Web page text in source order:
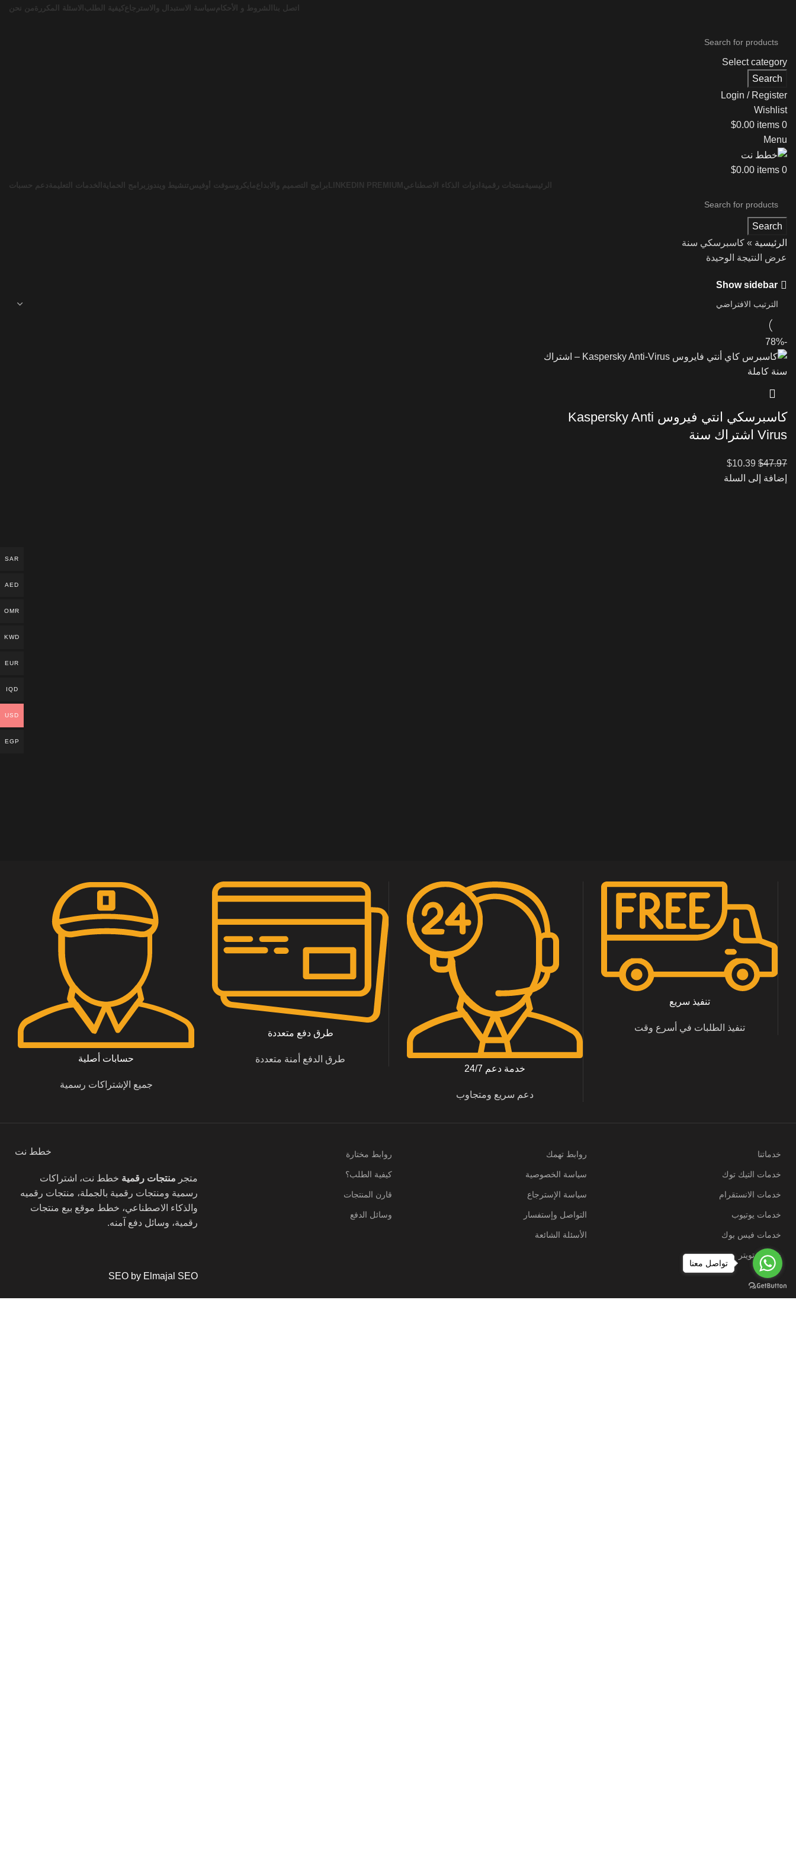
اتصل بنا الشروط و الأحكامسياسة الاستبدال والاسترجاعكيفية الطلب الاسئلة المكررةمن نحن
Select category
Search
Login / Register
Wishlist
0
items
$0.00
Menu
0
items
$0.00
الرئيسية منتجات رقمية ادوات الذكاء الاصطناعي LINKEDIN PREMIUM برامج التصميم والابداعمايكروسوفت أوفيستنشيط ويندوز برامج الحماية الخدمات التعليمة دعم حسبات
Search
الرئيسية » كاسبرسكي سنة
عرض النتيجة الوحيدة
Show sidebar
-78%
كاسبرسكي انتي فيروس Kaspersky Anti
Virus اشتراك سنة
$47.97
$10.39
إضافة إلى السلة
تنفيذ سريع
تنفيذ الطلبات في أسرع وقت
خدمة دعم 24/7
دعم سريع ومتجاوب
طرق دفع متعددة
طرق الدفع أمنة متعددة حسابات أصلية
جميع الإشتراكات رسمية
خدماتنا
خدمات التيك توك
خدمات الانستقرام
خدمات يوتيوب
خدمات فيس بوك
خدمات تويتر
روابط تهمك
سياسة الخصوصية
سياسة الإسترجاع
التواصل وإستفسار
الأسئلة الشائعة
روابط مختارة
كيفية الطلب؟
قارن المنتجات
وسائل الدفع
خطط نت
متجر منتجات رقمية خطط نت، اشتراكات
رسمية ومنتجات رقمية بالجملة، منتجات رقميه
والذكاء الاصطناعي، خطط موقع بيع منتجات
رقمية، وسائل دفع آمنه.
SEO by Elmajal SEO
SAR
AED
OMR
KWD
EUR
IQD
USD
EGP
تواصل معنا